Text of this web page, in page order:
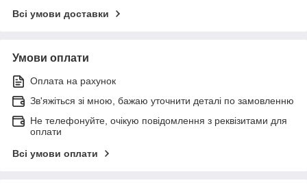
Всі умови доставки
Умови оплати
Оплата на рахунок
Зв'яжіться зі мною, бажаю уточнити деталі по замовленню
Не телефонуйте, очікую повідомлення з реквізитами для
оплати
Всі умови оплати